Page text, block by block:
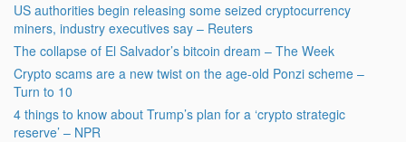
US authorities begin releasing some seized cryptocurrency
miners, industry executives say – Reuters
The collapse of El Salvador’s bitcoin dream – The Week
Crypto scams are a new twist on the age-old Ponzi scheme –
Turn to 10
4 things to know about Trump’s plan for a ‘crypto strategic
reserve’ – NPR